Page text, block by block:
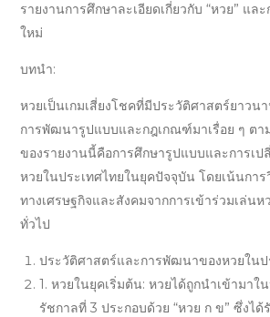
รายงานการศึกษาละเอียดเกี่ยวกับ “หวย” แล
ใหม่
บทนำ:
หวยเป็นเกมเสี่ยงโชคที่มีประวัติศาสตร์ยาวน
การพัฒนารูปแบบและกฎเกณฑ์มาเรื่อย ๆ ตา
ของรายงานนี้คือการศึกษารูปแบบและการเ
หวยในประเทศไทยในยุคปัจจุบัน โดยเน้นการ
ทางเศรษฐกิจและสังคมจากการเข้าร่วมเล่น
ทั่วไป
ประวัติศาสตร์และการพัฒนาของหวยในป
1. หวยในยุคเริ่มต้น: หวยได้ถูกนำเข้ามาใ
รัชกาลที่ 3 ประกอบด้วย “หวย ก ข” ซึ่งได้